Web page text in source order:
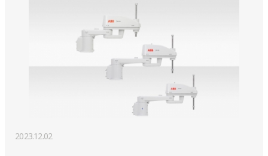
2023.12.02